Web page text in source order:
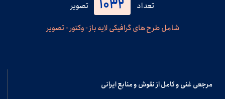
تعداد 1032
تصویر
شامل طرح های گرافیکی لایه باز - وکتور - تصویر
مرجعی غنی و کامل از نقوش و منابع ایرانی